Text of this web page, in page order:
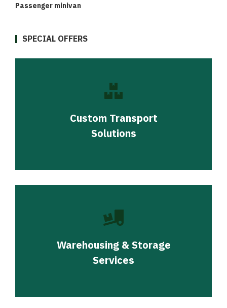
Passenger minivan
SPECIAL OFFERS
Custom Transport
Solutions
Warehousing & Storage
Services